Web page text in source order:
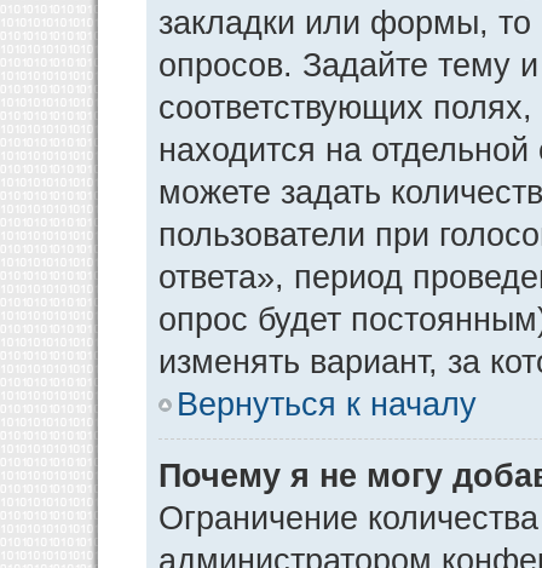
закладки или формы, то
опросов. Задайте тему
соответствующих
находится на
можете задать
пользователи при
ответа», период
опрос будет
изменять вариант, за
Вернуться к началу
Почему я не могу
Ограничение
администратором